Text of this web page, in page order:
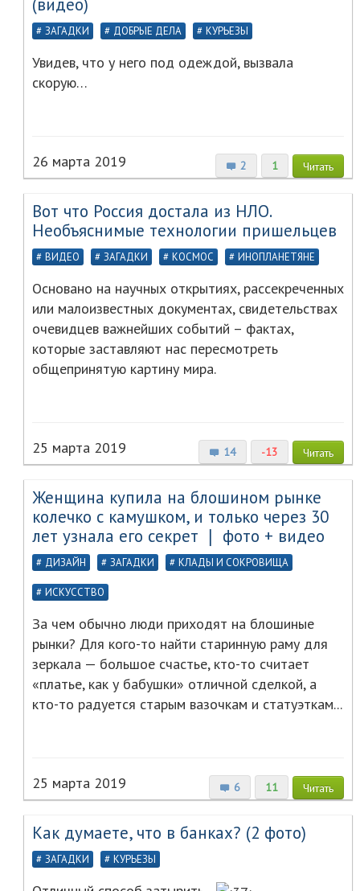
(видео)
ЗАГАДКИ ДОБРЫЕ ДЕЛА КУРЬЕЗЫ
Увидев, что у него под одеждой, вызвала
скорую…
2 1 Читать
26 марта 2019
Вот что Россия достала из НЛО.
Необъяснимые технологии пришельцев
ВИДЕО ЗАГАДКИ КОСМОС ИНОПЛАНЕТЯНЕ
Основано на научных открытиях, рассекреченных
или малоизвестных документах, свидетельствах
очевидцев важнейших событий – фактах,
которые заставляют нас пересмотреть
общепринятую картину мира.
14 -13 Читать
25 марта 2019
Женщина купила на блошином рынке
колечко с камушком, и только через 30
лет узнала его секрет ❘ фото + видео
ДИЗАЙН ЗАГАДКИ КЛАДЫ И СОКРОВИЩА
ИСКУССТВО
За чем обычно люди приходят на блошиные
рынки? Для кого-то найти старинную раму для
зеркала — большое счастье, кто-то считает
«платье, как у бабушки» отличной сделкой, а
кто-то радуется старым вазочкам и статуэткам...
6 11 Читать
25 марта 2019
Как думаете, что в банках? (2 фото)
ЗАГАДКИ КУРЬЕЗЫ